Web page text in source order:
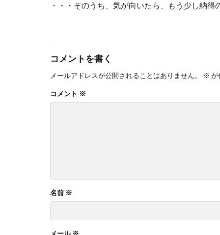
・・・そのうち、気が向いたら、もう少し納
コメントを書く
メールアドレスが公開されることはありません。 ※ が
コメント ※
名前 ※
メール ※